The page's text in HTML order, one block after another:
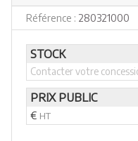
Référence : 280321000
STOCK
Contacter votre
PRIX PUBLIC
€ HT